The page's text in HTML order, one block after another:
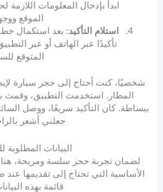
ابدأ بإدخال المعلومات
الموقع
استلام التأكيد: بعد استكمال
تأكيدًا عبر الهاتف أو عبر
المتوقع
شخصيًا، كنت أحتاج إلى حجز سيارة
المطار. استخدمت التطبيق، وقمت
ببساطة. كان التأكيد سريعًا، ووصل
جعلني أشعر
البيانات المطلوبة
لضمان تجربة حجز سلسة ومريحة،
الأساسية التي تحتاج إلى تقديمها
قائمة بهذه